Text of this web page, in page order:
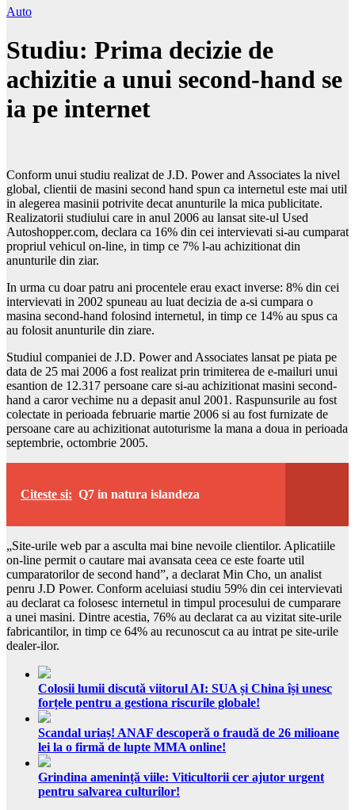
Auto
Studiu: Prima decizie de
achizitie a unui second-hand se
ia pe internet
Conform unui studiu realizat de J.D. Power and Associates la nivel
global, clientii de masini second hand spun ca internetul este mai util
in alegerea masinii potrivite decat anunturile la mica publicitate.
Realizatorii studiului care in anul 2006 au lansat site-ul Used
Autoshopper.com, declara ca 16% din cei intervievati si-au cumparat
propriul vehicul on-line, in timp ce 7% l-au achizitionat din
anunturile din ziar.
In urma cu doar patru ani procentele erau exact inverse: 8% din cei
intervievati in 2002 spuneau au luat decizia de a-si cumpara o
masina second-hand folosind internetul, in timp ce 14% au spus ca
au folosit anunturile din ziare.
Studiul companiei de J.D. Power and Associates lansat pe piata pe
data de 25 mai 2006 a fost realizat prin trimiterea de e-mailuri unui
esantion de 12.317 persoane care si-au achizitionat masini second-
hand a caror vechime nu a depasit anul 2001. Raspunsurile au fost
colectate in perioada februarie martie 2006 si au fost furnizate de
persoane care au achizitionat autoturisme la mana a doua in perioada
septembrie, octombrie 2005.
Citeste si: Q7 in natura islandeza
„Site-urile web par a asculta mai bine nevoile clientilor. Aplicatiile
on-line permit o cautare mai avansata ceea ce este foarte util
cumparatorilor de second hand”, a declarat Min Cho, un analist
penru J.D Power. Conform aceluiasi studiu 59% din cei intervievati
au declarat ca folosesc internetul in timpul procesului de cumparare
a unei masini. Dintre acestia, 76% au declarat ca au vizitat site-urile
fabricantilor, in timp ce 64% au recunoscut ca au intrat pe site-urile
dealer-ilor.
Colosii lumii discută viitorul AI: SUA și China își unesc
forțele pentru a gestiona riscurile globale!
Scandal uriaș! ANAF descoperă o fraudă de 26 milioane
lei la o firmă de lupte MMA online!
Grindina amenință viile: Viticultorii cer ajutor urgent
pentru salvarea culturilor!